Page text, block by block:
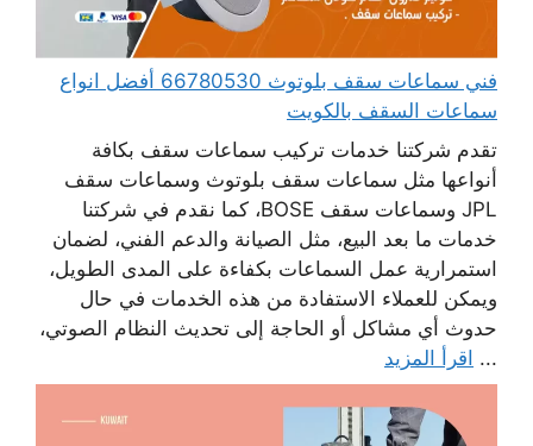
فني سماعات سقف بلوتوث 66780530 أفضل انواع
سماعات السقف بالكويت
تقدم شركتنا خدمات تركيب سماعات سقف بكافة
أنواعها مثل سماعات سقف بلوتوث وسماعات سقف
JPL وسماعات سقف BOSE، كما نقدم في شركتنا
خدمات ما بعد البيع، مثل الصيانة والدعم الفني، لضمان
استمرارية عمل السماعات بكفاءة على المدى الطويل،
ويمكن للعملاء الاستفادة من هذه الخدمات في حال
حدوث أي مشاكل أو الحاجة إلى تحديث النظام الصوتي،
... اقرأ المزيد